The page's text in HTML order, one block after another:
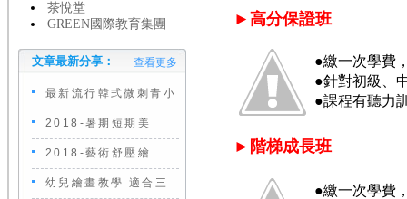
茶悅堂
GREEN國際教育集團
文章最新分享： 查看更多
最新流行韓式微刺青小
2018-暑期短期美
2018-藝術舒壓繪
幼兒繪畫教學 適合三
►高分保證班
●繳一次學費
●針對初級、
●課程有聽力
►階梯成長班
●繳一次學費